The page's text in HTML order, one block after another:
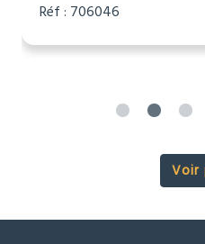
Réf : 706046
Voir